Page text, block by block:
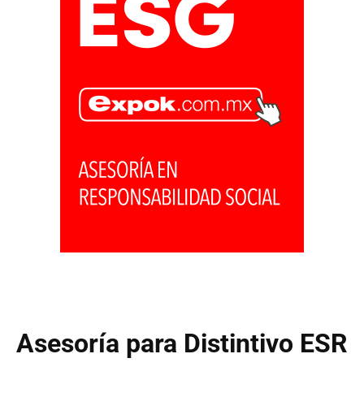
Asesoría para Distintivo ESR